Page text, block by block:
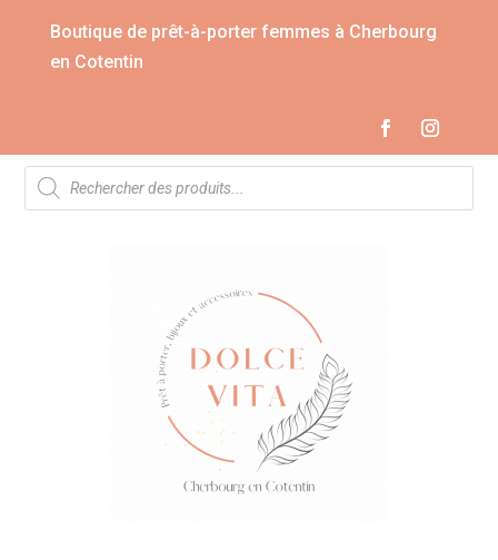
Boutique de prêt-à-porter femmes à Cherbourg
en Cotentin
Recherche
de
produits